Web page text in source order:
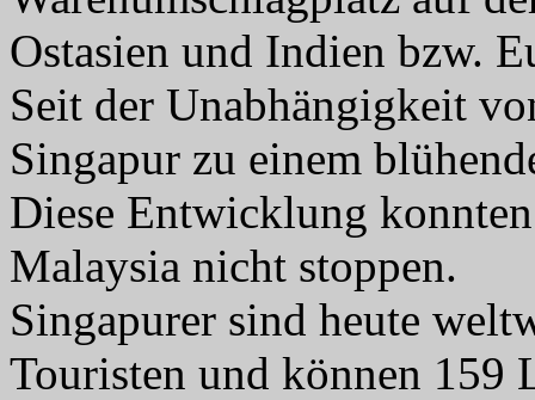
Ostasien und Indien bzw.
Seit der Unabhängigkeit
Singapur zu einem
Diese Entwicklung
Malaysia nicht stoppen.
Singapurer sind heute
Touristen und können 159